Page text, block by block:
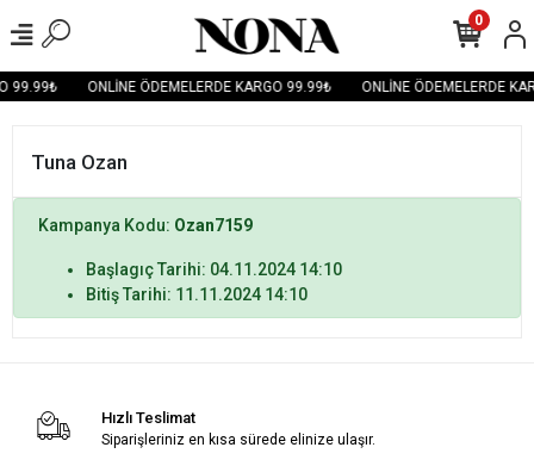
99.99₺ ONLİNE ÖDEMELERDE KARGO 99.99₺ ONLİNE ÖDEMELERDE
0
Tuna Ozan
Kampanya Kodu: Ozan7159
Başlagıç Tarihi: 04.11.2024 14:10
Bitiş Tarihi: 11.11.2024 14:10
Hızlı Teslimat
Siparişleriniz en kısa sürede elinize ulaşır.